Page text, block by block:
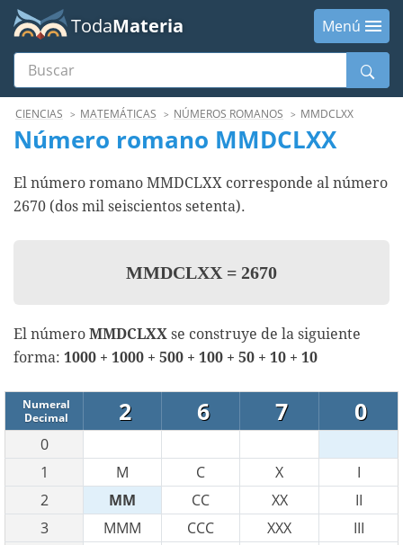
TodaMateria
Menú
Buscar
MenúCIENCIAS MATEMÁTICAS NÚMEROS ROMANOS MMDCLXX
Número romano MMDCLXX
El número romano MMDCLXX corresponde al número
2670 (dos mil seiscientos setenta).
MMDCLXX = 2670
El número MMDCLXX se construye de la siguiente
forma: 1000 + 1000 + 500 + 100 + 50 + 10 + 10
Numeral
Decimal
2 6 7 0
0
1
M C X
I
2
MM CC XX
II
3
MMM CCC XXX
III